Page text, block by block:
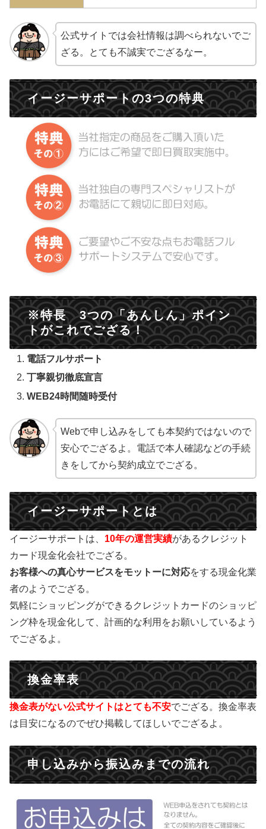
公式サイトでは会社情報は調べられないでご
ざる。とても不誠実でござるなー。
イージーサポートの3つの特典
※特長 3つの「あんしん」ポイン
トがこれでござる！
電話フルサポート
丁寧親切徹底宣言
WEB24時間随時受付
Webで申し込みをしても本契約ではないので
安心でござるよ。電話で本人確認などの手続
きをしてから契約成立でござる。
イージーサポートとは
イージーサポートは、 10年の運営実績があるクレジット
カード現金化会社でござる。
お客様への真心サービスをモットーに対応をする現金化業
者のようでござる。
気軽にショッピングができるクレジットカードのショッピ
ング枠を現金化して、計画的な利用をお願いしているよう
でござるよ。
換金率表
換金表がない公式サイトはとても不安でござる。換金率表
は目安になるのでぜひ掲載してほしいでござるよ。
申し込みから振込みまでの流れ